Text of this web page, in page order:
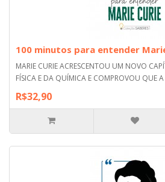
100 minutos para entender
MARIE CURIE ACRESCENTOU UM NOVO
FÍSICA E DA QUÍMICA E COMPROVOU QUE A
R$32,90